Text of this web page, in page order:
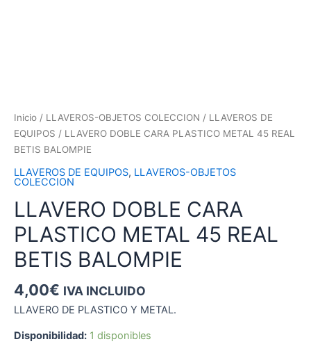
Inicio / LLAVEROS-OBJETOS COLECCION / LLAVEROS DE
EQUIPOS / LLAVERO DOBLE CARA PLASTICO METAL 45 REAL
BETIS BALOMPIE
LLAVEROS DE EQUIPOS, LLAVEROS-OBJETOS
COLECCION
LLAVERO DOBLE CARA
PLASTICO METAL 45 REAL
BETIS BALOMPIE
4,00€ IVA INCLUIDO
LLAVERO DE PLASTICO Y METAL.
Disponibilidad: 1 disponibles